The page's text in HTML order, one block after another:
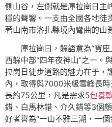
側山谷，左側就是庫拉崗日主
穩的聲響。一支由全國各地徒
著山南市洛扎縣境內彎曲的山
庫拉崗日，躲語意為“寶
西躲中部“四年夜神山”之一。
拉崗日徒步道路的魅力在于，
內，取得與7000米級雪峰長
長約75公里，凡是需求5包養
錯、白馬林錯、介久錯等3個
好者譽為“一山不雅三湖，一個